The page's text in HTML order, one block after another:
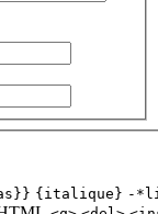
{italique} -